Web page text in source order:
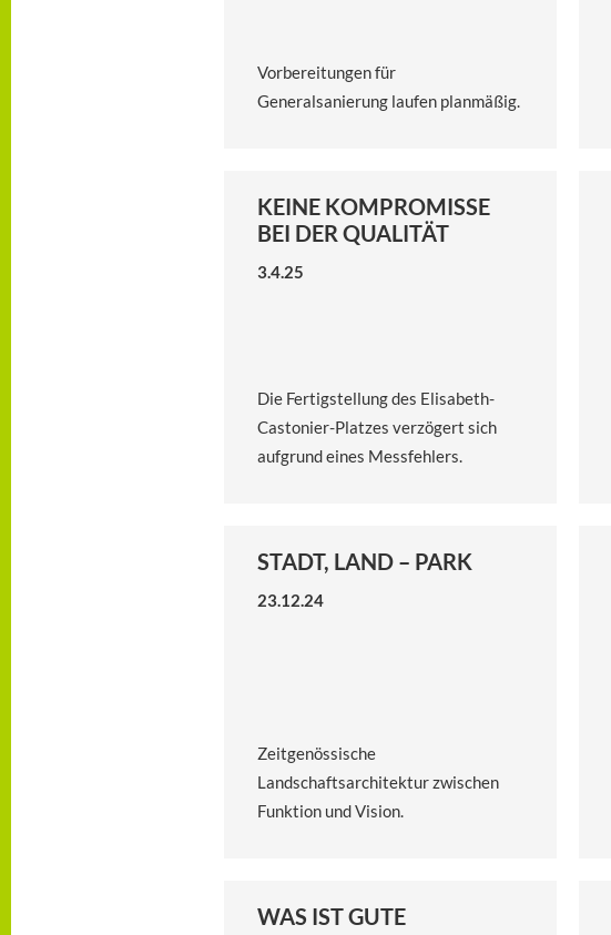
Vorbereitungen für
Generalsanierung laufen planmäßig.
KEINE KOMPROMISSE
BEI DER QUALITÄT
3.4.25
Die Fertigstellung des Elisabeth-
Castonier-Platzes verzögert sich
aufgrund eines Messfehlers.
STADT, LAND – PARK
23.12.24
Zeitgenössische
Landschaftsarchitektur zwischen
Funktion und Vision.
WAS IST GUTE